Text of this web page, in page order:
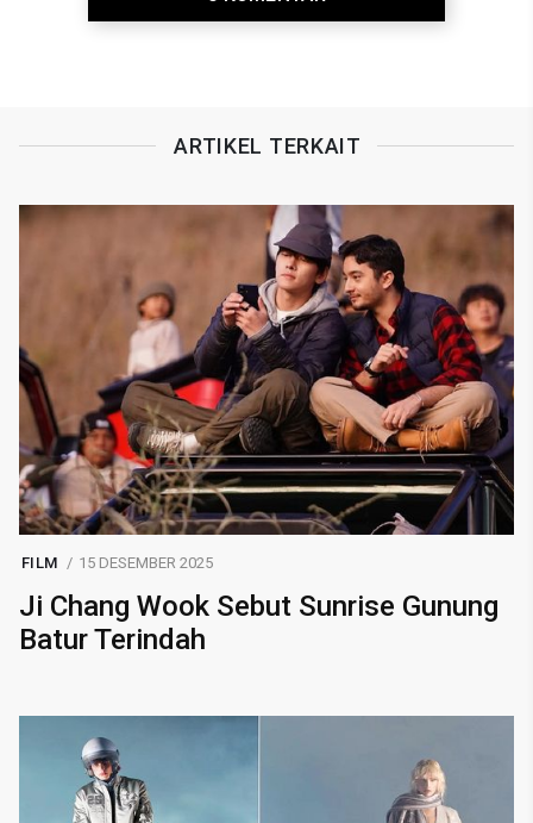
ARTIKEL TERKAIT
FILM 15 DESEMBER 2025
Ji Chang Wook Sebut Sunrise Gunung
Batur Terindah